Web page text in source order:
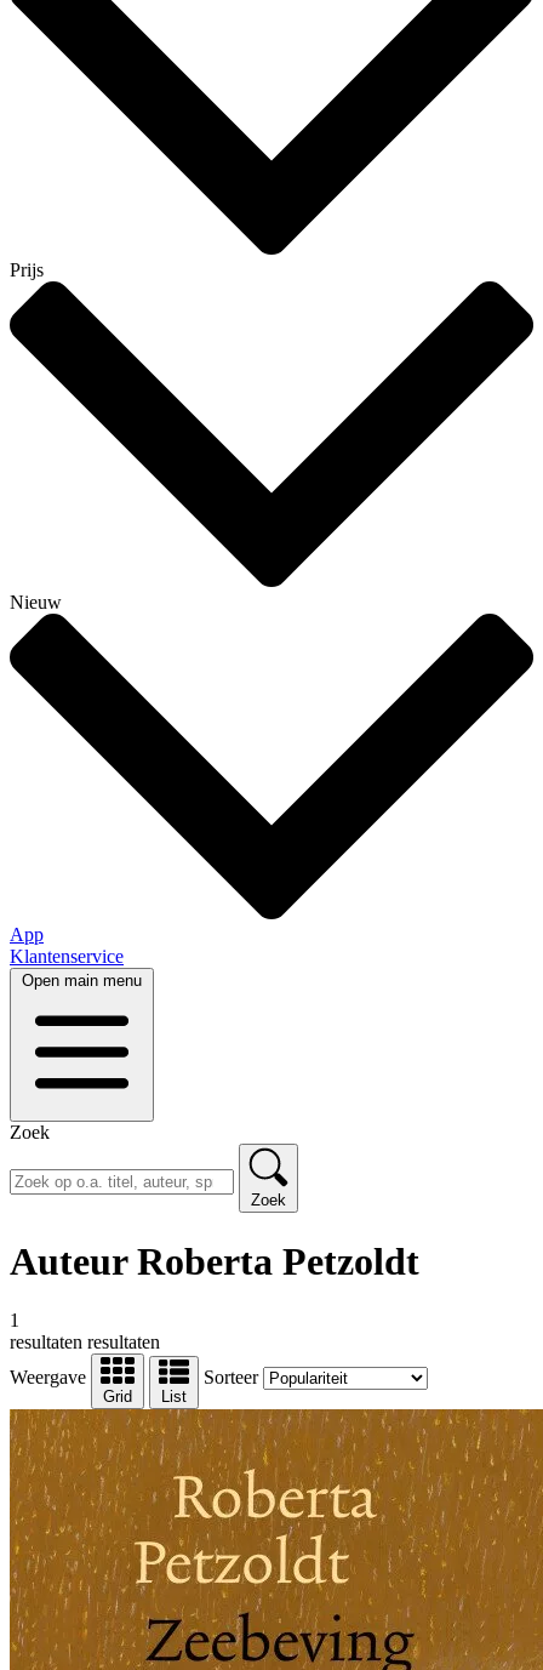
Prijs
Nieuw
App
Klantenservice
Open main menu
Zoek
Zoek
Auteur Roberta Petzoldt
1
resultaten resultaten
Weergave
Grid List
Sorteer